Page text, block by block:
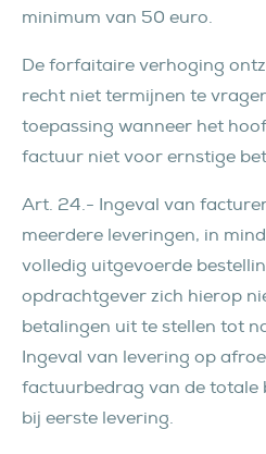
minimum van 50 euro.
De forfaitaire verhoging
recht niet termijnen te
toepassing wanneer het
factuur niet voor ernstige
Art. 24.- Ingeval van
meerdere leveringen, in
volledig uitgevoerde
opdrachtgever zich hierop
betalingen uit te stellen tot
Ingeval van levering op
factuurbedrag van de totale
bij eerste levering.